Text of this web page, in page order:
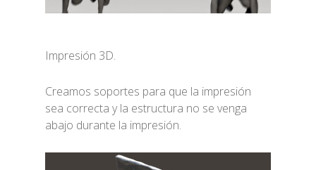
Impresión 3D.
Creamos soportes para que la impresión
sea correcta y la estructura no se venga
abajo durante la impresión.